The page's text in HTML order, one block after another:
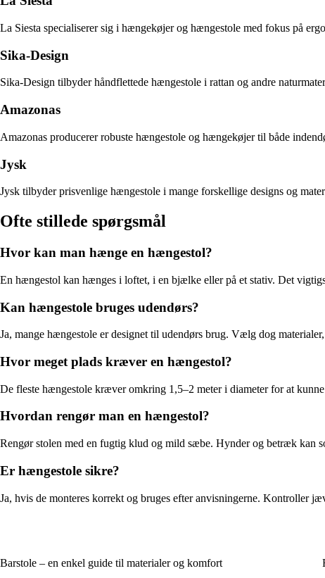
La Siesta specialiserer sig i hængekøjer og hængestole med fokus på
Sika-Design
Sika-Design tilbyder håndflettede hængestole i rattan og andre
Amazonas
Amazonas producerer robuste hængestole og hængekøjer til både
Jysk
Jysk tilbyder prisvenlige hængestole i mange forskellige designs og
Ofte stillede spørgsmål
Hvor kan man hænge en hængestol?
En hængestol kan hænges i loftet, i en bjælke eller på et stativ. Det
Kan hængestole bruges udendørs?
Ja, mange hængestole er designet til udendørs brug. Vælg dog
Hvor meget plads kræver en hængestol?
De fleste hængestole kræver omkring 1,5–2 meter i diameter for at
Hvordan rengør man en hængestol?
Rengør stolen med en fugtig klud og mild sæbe. Hynder og betræk kan
Er hængestole sikre?
Ja, hvis de monteres korrekt og bruges efter anvisningerne. Kontroller
Barstole – en enkel guide til materialer og komfort